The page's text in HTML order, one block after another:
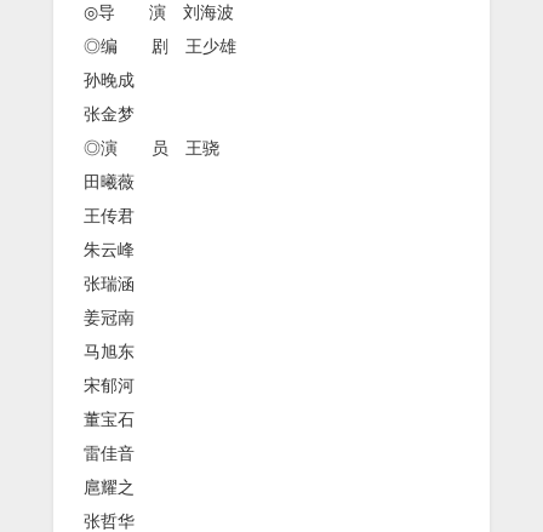
◎导 演 刘海波
◎编 剧 王少雄
孙晚成
张金梦
◎演 员 王骁
田曦薇
王传君
朱云峰
张瑞涵
姜冠南
马旭东
宋郁河
董宝石
雷佳音
扈耀之
张哲华